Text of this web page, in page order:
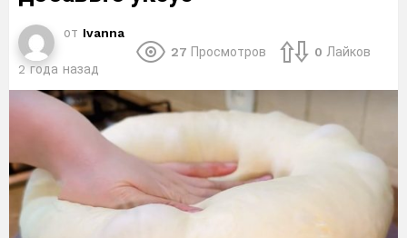
от Ivanna
2 года назад
27 Просмотров 0 Лайков